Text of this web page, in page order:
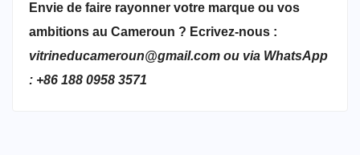
Envie de faire rayonner votre marque ou vos
ambitions au Cameroun ? Ecrivez-nous :
vitrineducameroun@gmail.com ou via WhatsApp
: +86 188 0958 3571